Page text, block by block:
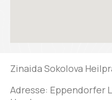
Zinaida Sokolova
Adresse: Eppendorfer